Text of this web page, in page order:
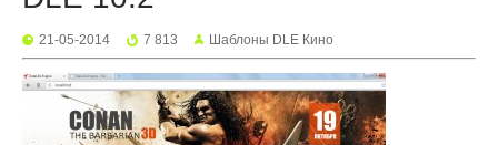
21-05-2014 7 813 Шаблоны DLE Кино